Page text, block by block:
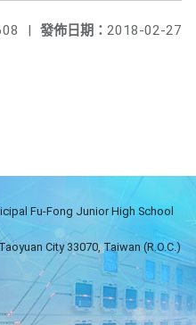
發佈日期： 2018-02-27
|
Fu-Fong Junior High School
City 33070, Taiwan (R.O.C.)